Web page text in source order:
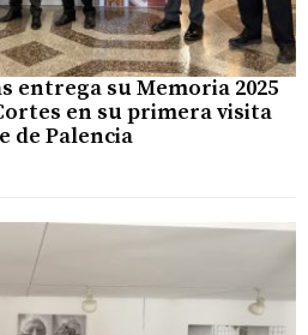
entrega su Memoria 2025
en su primera visita
de Palencia